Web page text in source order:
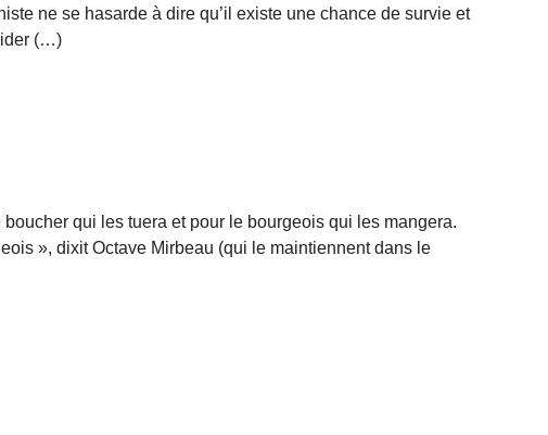
ne se hasarde à dire qu’il existe une chance de survie et
(…)
qui les tuera et pour le bourgeois qui les mangera.
», dixit Octave Mirbeau (qui le maintiennent dans le